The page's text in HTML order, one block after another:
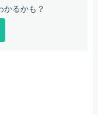
かるかも？